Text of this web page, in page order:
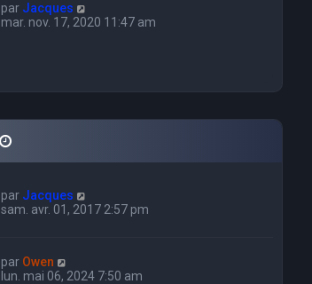
par Jacques
mar. nov. 17, 2020 11:47 am
par Jacques
sam. avr. 01, 2017 2:57 pm
par Owen
lun. mai 06, 2024 7:50 am